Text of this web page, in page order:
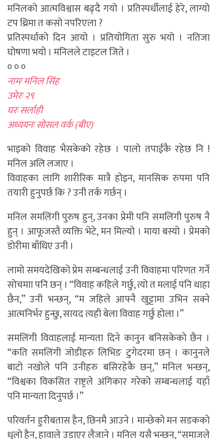
मनिलको आत्मविश्वास बढ्दै गयो । प्रतिस्पर्धीलाई हेरे, लाग्यो
टप थ्रिमा त कसो नपरिएला ?
प्रतिस्पर्धाको दिन आयो । प्रतियोगिता सुरु भयो । नतिजा
घोषणा भयो । मनिलले टाइटल जिते ।
० ० ०
नामः मनिल सिंह
उमेरः २९
घरः सर्लाही
अध्ययनः सोसल वर्क (बीए)
भाइको विवाह भैसकेको रहेछ । पालो तपाईंकै रहेछ नि !
मनिल अलि लजाए ।
विवाहका लागि शारीरिक मात्रै होइन, मानसिक रुपमा पनि
तयारी हुनुपर्छ कि ? उनी तर्क गर्छन् ।
मनिल समलिंगी पुरुष हुन्, उनका प्रेमी पनि समलिंगी पुरुष नै
हुन् । आफूजस्तै व्यक्ति भेटे, मन मिल्यो । माया बस्यो । प्रेमको
डोरीमा बाँधिए उनी ।
लामो समयदेखिको प्रेम सम्बन्धलाई उनी विवाहमा परिणत गर्ने
सोचमाा पनि छन् । “विवाह कहिले गर्छु, त्यो त मलाई पनि थाहा
छैन,” उनी भन्छन्, “म जहिले आफ्नै खुट्टामा उभिन सक्ने
आत्मनिर्भर हुन्छु, सायद त्यही बेला विवाह गर्छु होला ।”
समलिंगी विवाहलाई मान्यता दिने कानुन बनिसकेको छैन ।
“कति समलिंगी जोडीहरु लिभिङ टुगेदरमा छन् । कानुनले
बाटो नखोले पनि उनीहरु बसिरहेकै छन्,” मनिल भन्छन्,
“विश्वका विकसित राष्ट्रले अंगिकार गरेको सम्बन्धलाई यहाँ
पनि मान्यता दिनुपर्छ ।”
परिवर्तन हुरीबतास हैन, छिनमै आउने । मान्छेको मन सडकको
धुलो हैन, हावाले उडाएर लैजाने । मनिल यसै भन्छन्, “समाजले